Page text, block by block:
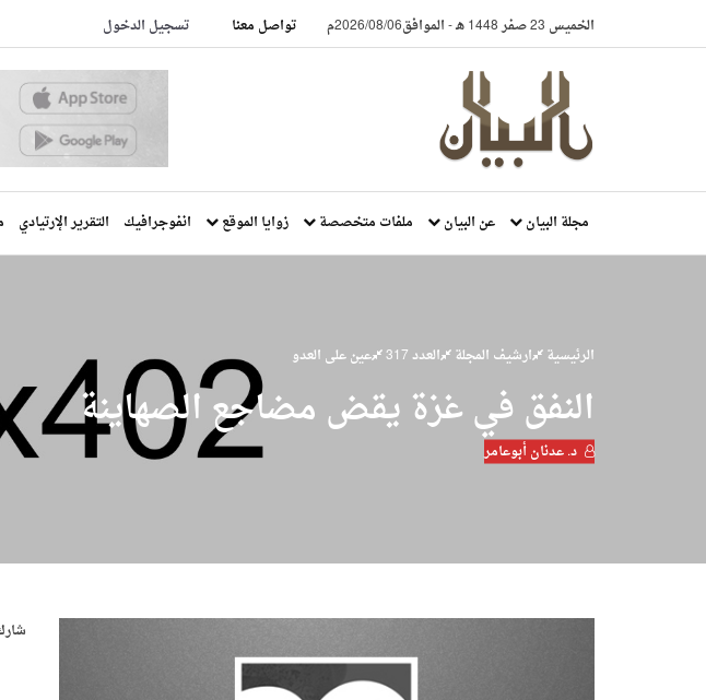
الخميس 23 صفر 1448 هـ -الموافق2026/08/06م تواصل معنا تسجيل الدخول
مجلة البيان عن البيان ملفات متخصصة زوايا الموقع انفوجرافيك التقرير الإرتيادي
الرئيسية ارشيف المجلة العدد 317 عين على العدو
النفق في غزة يقض مضاجع الصهاينة
د. عدنان أبوعامر